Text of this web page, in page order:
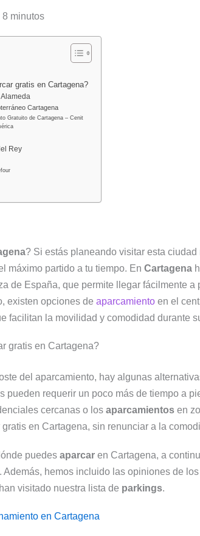
8 minutos
gratis en Cartagena?
Cartagena
Gratuito de Cartagena – Cenit
Rey
? Si estás planeando visitar esta
máximo partido a tu tiempo. En Cartagena
de España, que permite llegar fácilmente
existen opciones de aparcamiento en el
facilitan la movilidad y comodidad durante
gratis en Cartagena?
del aparcamiento, hay algunas
pueden requerir un poco más de tiempo a
cercanas o los aparcamientos en
en Cartagena, sin renunciar a la
puedes aparcar en Cartagena, a
Además, hemos incluido las opiniones de
visitado nuestra lista de parkings.
en Cartagena